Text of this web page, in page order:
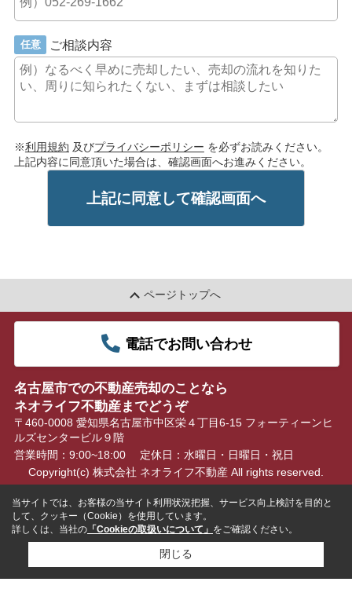
任意 ご相談内容
※利用規約 及びプライバシーポリシー を必ずお読みください。
上記内容に同意頂いた場合は、確認画面へお進みください。
上記に同意して確認画面へ
ページトップへ
電話でお問い合わせ
名古屋市での不動産売却のことなら
ネオライフ不動産までどうぞ
〒460-0008 愛知県名古屋市中区栄４丁目6-15 フォーティーンヒ
ルズセンタービル９階
営業時間：9:00~18:00
定休日：水曜日・日曜日・祝日
Copyright(c) 株式会社 ネオライフ不動産 All rights reserved.
当サイトでは、お客様の当サイト利用状況把握、サービス向上検討を目的と
して、クッキー（Cookie）を使用しています。
詳しくは、当社の 「Cookieの取扱いについて」 をご確認ください。
閉じる